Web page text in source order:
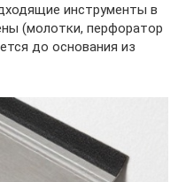
инструменты в
(молотки, перфоратор
до основания из